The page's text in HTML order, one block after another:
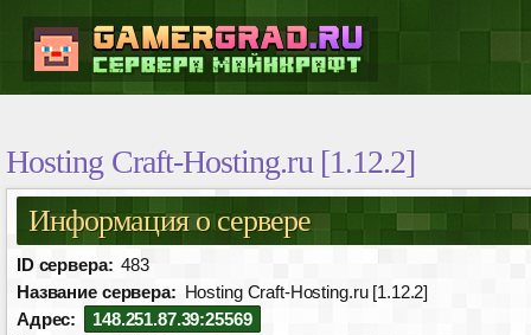
Hosting Craft-Hosting.ru [1.12.2]
Информация о сервере
ID сервера: 483
Название сервера: Hosting Craft-Hosting.ru [1.12.2]
Адрес:
148.251.87.39:25569